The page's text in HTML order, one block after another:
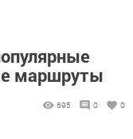
маршруты
695 0 0